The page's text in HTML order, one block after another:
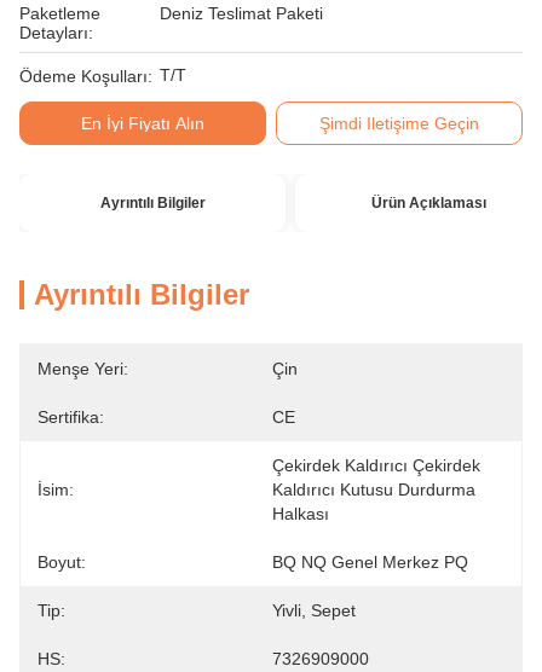
Paketleme
Detayları:
Deniz Teslimat Paketi
Ödeme Koşulları: T/T
En İyi Fiyatı Alın Şimdi Iletişime Geçin
Ayrıntılı Bilgiler Ürün Açıklaması
Ayrıntılı Bilgiler
Menşe Yeri: Çin
Sertifika: CE
İsim:
Çekirdek Kaldırıcı Çekirdek
Kaldırıcı Kutusu Durdurma
Halkası
Boyut: BQ NQ Genel Merkez PQ
Tip: Yivli, Sepet
HS: 7326909000